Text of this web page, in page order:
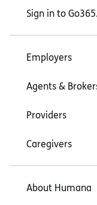
Sign in to
Employers
Agents &
Providers
Caregivers
About Humana